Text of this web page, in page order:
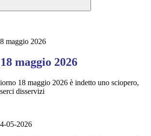
maggio 2026
maggio 2026
18 maggio 2026 è indetto uno sciopero,
disservizi
05-2026